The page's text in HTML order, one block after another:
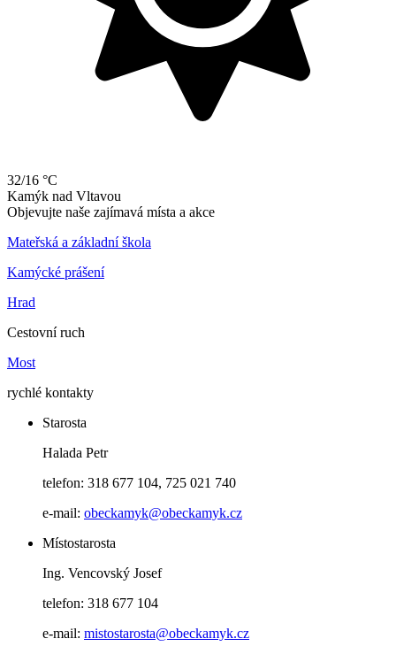
32/16 °C
Kamýk nad Vltavou
Objevujte naše zajímavá místa a akce
Mateřská a základní škola
Kamýcké prášení
Hrad
Cestovní ruch
Most
rychlé kontakty
Starosta
Halada Petr
telefon: 318 677 104, 725 021 740
e-mail: obeckamyk@obeckamyk.cz
Místostarosta
Ing. Vencovský Josef
telefon: 318 677 104
e-mail: mistostarosta@obeckamyk.cz